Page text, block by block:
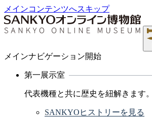
メインコンテンツへスキップ
メインナビゲーション開始
第一展示室
代表機種と共に歴史を紐解きます。
SANKYOヒストリーを見る